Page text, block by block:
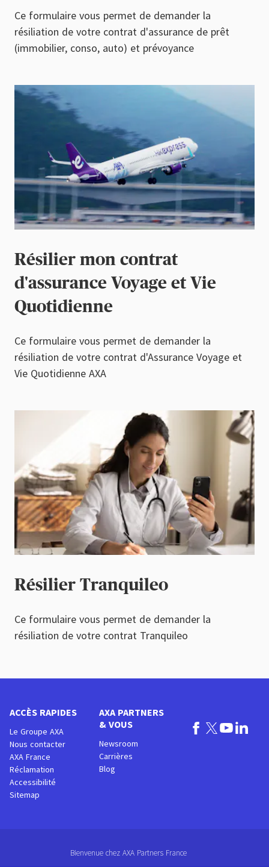
Ce formulaire vous permet de demander la
résiliation de votre contrat d'assurance de prêt
(immobilier, conso, auto) et prévoyance
Résilier mon contrat
d'assurance Voyage et Vie
Quotidienne
Ce formulaire vous permet de demander la
résiliation de votre contrat d'Assurance Voyage et
Vie Quotidienne AXA
Résilier Tranquileo
Ce formulaire vous permet de demander la
résiliation de votre contrat Tranquileo
ACCÈS RAPIDES
Le Groupe AXA
Nous contacter
AXA France
Réclamation
Accessibilité
Sitemap
AXA PARTNERS
& VOUS
Newsroom
Carrières
Blog
Bienvenue chez AXA Partners France